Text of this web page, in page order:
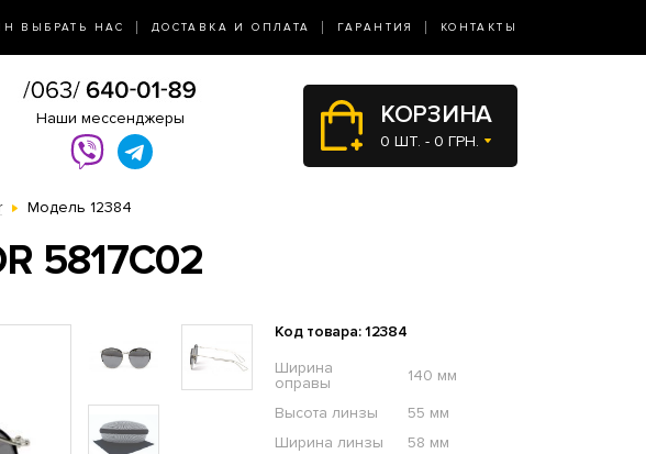
ВЫБРАТЬ НАС ДОСТАВКА И ОПЛАТА ГАРАНТИЯ КОНТАКТЫ
Наши мессенджеры КОРЗИНА
0 ШТ. - 0 ГРН.
Модель 12384
5817C02
Код товара: 12384
Ширина
оправы
140 мм
Высота линзы
55 мм
Ширина линзы
58 мм